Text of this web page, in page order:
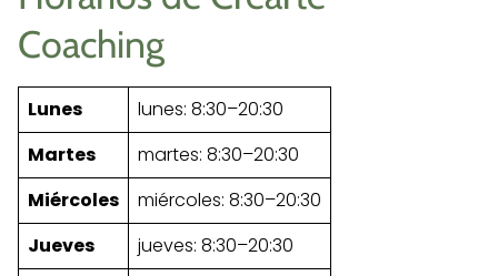
Coaching
Lunes
lunes: 8:30–20:30
Martes
martes: 8:30–20:30
Miércoles
miércoles: 8:30–20:30
Jueves
jueves: 8:30–20:30